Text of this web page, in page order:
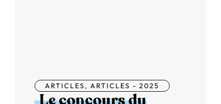
ARTICLES, ARTICLES - 2025